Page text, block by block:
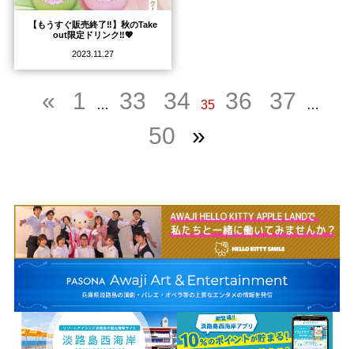
【もうすぐ販売終了‼️】秋のTake
out限定ドリンク‼︎💖
2023.11.27
« 1 … 33 34 35 36 37 …
50 »